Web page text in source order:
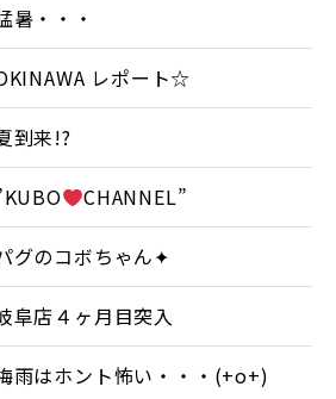
暑・・・
レポート☆
到来!?
CHANNEL”
グのコボちゃん✦
阜店４ヶ月目突入
雨はホント怖い・・・(+o+)